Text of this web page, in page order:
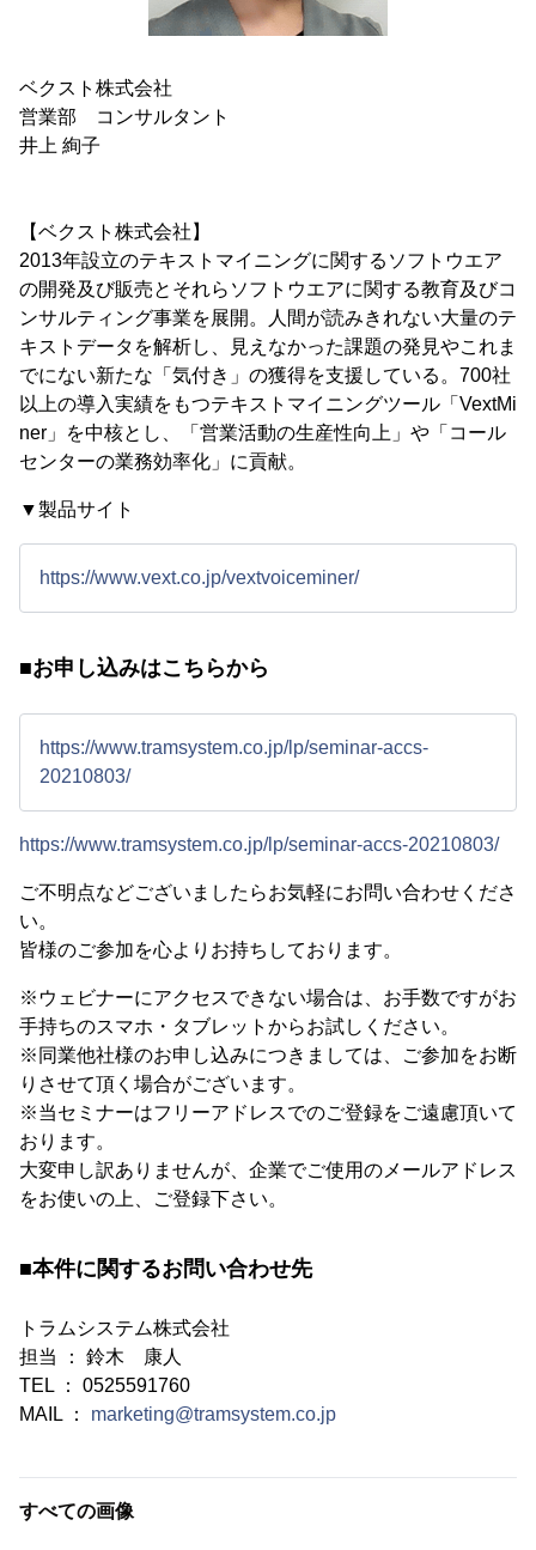
ベクスト株式会社
営業部 コンサルタント
井上 絢子
【ベクスト株式会社】
2013年設立のテキストマイニングに関するソフトウエア
の開発及び販売とそれらソフトウエアに関する教育及びコ
ンサルティング事業を展開。人間が読みきれない大量のテ
キストデータを解析し、見えなかった課題の発見やこれま
でにない新たな「気付き」の獲得を支援している。700社
以上の導入実績をもつテキストマイニングツール「VextMi
ner」を中核とし、「営業活動の生産性向上」や「コール
センターの業務効率化」に貢献。
▼製品サイト
https://www.vext.co.jp/vextvoiceminer/
■お申し込みはこちらから
https://www.tramsystem.co.jp/lp/seminar-accs-
20210803/
https://www.tramsystem.co.jp/lp/seminar-accs-20210803/
ご不明点などございましたらお気軽にお問い合わせくださ
い。
皆様のご参加を心よりお持ちしております。
※ウェビナーにアクセスできない場合は、お手数ですがお
手持ちのスマホ・タブレットからお試しください。
※同業他社様のお申し込みにつきましては、ご参加をお断
りさせて頂く場合がございます。
※当セミナーはフリーアドレスでのご登録をご遠慮頂いて
おります。
大変申し訳ありませんが、企業でご使用のメールアドレス
をお使いの上、ご登録下さい。
■本件に関するお問い合わせ先
トラムシステム株式会社
担当 ： 鈴木 康人
TEL ： 0525591760
MAIL ： marketing@tramsystem.co.jp
すべての画像